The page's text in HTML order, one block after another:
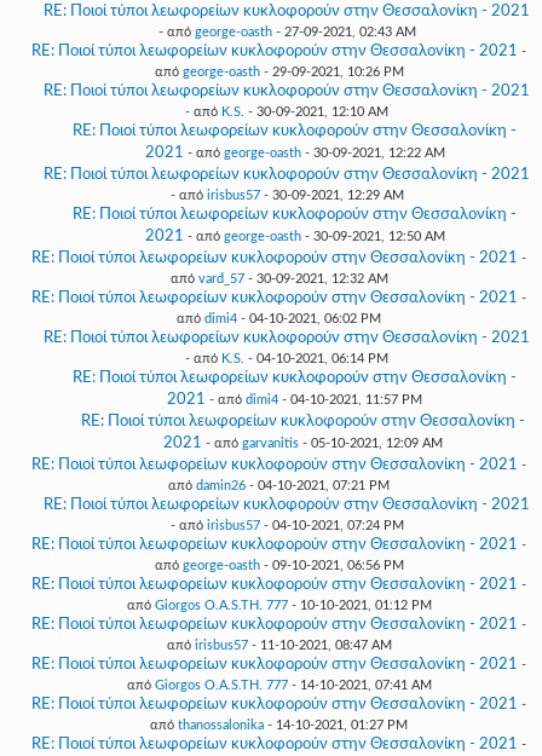
RE: Ποιοί τύποι λεωφορείων κυκλοφορούν στην Θεσσαλονίκη - 2021
- από george-oasth- 27-09-2021, 02:43 AM
RE: Ποιοί τύποι λεωφορείων κυκλοφορούν στην Θεσσαλονίκη - 2021 -
από george-oasth- 29-09-2021, 10:26 PM
RE: Ποιοί τύποι λεωφορείων κυκλοφορούν στην Θεσσαλονίκη - 2021
- από K.S. - 30-09-2021, 12:10 AM
RE: Ποιοί τύποι λεωφορείων κυκλοφορούν στην Θεσσαλονίκη -
2021 - από george-oasth- 30-09-2021, 12:22 AM
RE: Ποιοί τύποι λεωφορείων κυκλοφορούν στην Θεσσαλονίκη - 2021
- από irisbus57- 30-09-2021, 12:29 AM
RE: Ποιοί τύποι λεωφορείων κυκλοφορούν στην Θεσσαλονίκη -
2021 - από george-oasth- 30-09-2021, 12:50 AM
RE: Ποιοί τύποι λεωφορείων κυκλοφορούν στην Θεσσαλονίκη - 2021 -
από vard_57- 30-09-2021, 12:32 AM
RE: Ποιοί τύποι λεωφορείων κυκλοφορούν στην Θεσσαλονίκη - 2021 -
από dimi4 - 04-10-2021, 06:02 PM
RE: Ποιοί τύποι λεωφορείων κυκλοφορούν στην Θεσσαλονίκη - 2021
- από K.S. - 04-10-2021, 06:14 PM
RE: Ποιοί τύποι λεωφορείων κυκλοφορούν στην Θεσσαλονίκη -
2021 - από dimi4 - 04-10-2021, 11:57 PM
RE: Ποιοί τύποι λεωφορείων κυκλοφορούν στην Θεσσαλονίκη -
2021 - από garvanitis- 05-10-2021, 12:09 AM
RE: Ποιοί τύποι λεωφορείων κυκλοφορούν στην Θεσσαλονίκη - 2021 -
από damin26 - 04-10-2021, 07:21 PM
RE: Ποιοί τύποι λεωφορείων κυκλοφορούν στην Θεσσαλονίκη - 2021
- από irisbus57- 04-10-2021, 07:24 PM
RE: Ποιοί τύποι λεωφορείων κυκλοφορούν στην Θεσσαλονίκη - 2021 -
από george-oasth- 09-10-2021, 06:56 PM
RE: Ποιοί τύποι λεωφορείων κυκλοφορούν στην Θεσσαλονίκη - 2021 -
από Giorgos O.A.S.TH. 777- 10-10-2021, 01:12 PM
RE: Ποιοί τύποι λεωφορείων κυκλοφορούν στην Θεσσαλονίκη - 2021 -
από irisbus57- 11-10-2021, 08:47 AM
RE: Ποιοί τύποι λεωφορείων κυκλοφορούν στην Θεσσαλονίκη - 2021 -
από Giorgos O.A.S.TH. 777- 14-10-2021, 07:41 AM
RE: Ποιοί τύποι λεωφορείων κυκλοφορούν στην Θεσσαλονίκη - 2021 -
από thanossalonika - 14-10-2021, 01:27 PM
RE: Ποιοί τύποι λεωφορείων κυκλοφορούν στην Θεσσαλονίκη - 2021 -